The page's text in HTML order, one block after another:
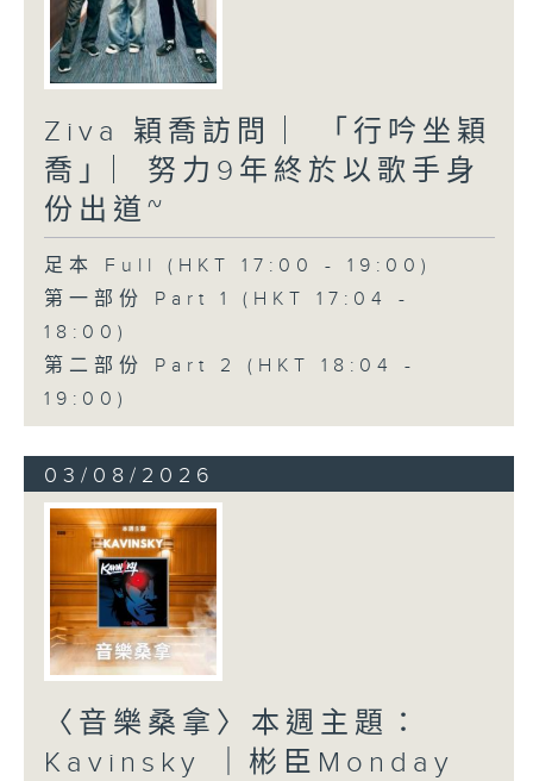
Ziva 穎喬訪問 ︳「行吟坐穎
喬」︳努力9年終於以歌手身
份出道~
足本 Full (HKT 17:00 - 19:00)
第一部份 Part 1 (HKT 17:04 -
18:00)
第二部份 Part 2 (HKT 18:04 -
19:00)
03/08/2026
〈音樂桑拿〉本週主題：
Kavinsky ｜彬臣Monday